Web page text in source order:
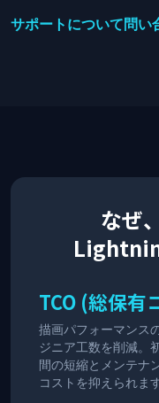
サポートについて問い
なぜ
TCO (総保有
描画パフォーマンス
ジニア工数を削減。
間の短縮とメンテナ
コストを抑えられます